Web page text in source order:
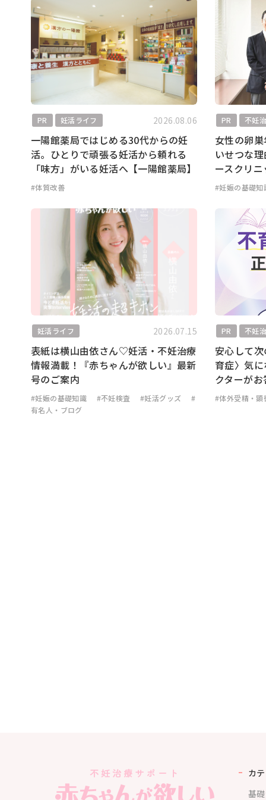
PR 妊活ライフ 2026.08.06
一陽館薬局ではじめる30代からの妊
活。ひとりで頑張る妊活から頼れる
「味方」がいる妊活へ【一陽館薬局】
#体質改善
PR 不妊
女性の卵
いせつな
ースクリ
#妊娠の基礎知
妊活ライフ 2026.07.15
表紙は横山由依さん♡妊活・不妊治療
情報満載！『赤ちゃんが欲しい』最新
号のご案内
#妊娠の基礎知識 #不妊検査 #妊活グッズ
#
有名人・ブログ
PR 不妊
安心して
育症〉気
クターが
#体外受精・顕
カ
基